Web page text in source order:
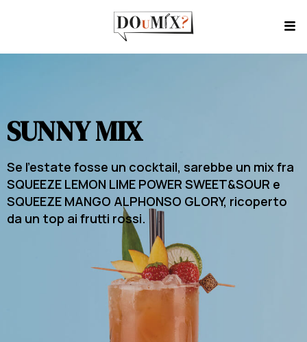
SUNNY MIX
Se l’estate fosse un cocktail, sarebbe un mix fra
SQUEEZE LEMON LIME POWER SWEET&SOUR e
SQUEEZE MANGO ALPHONSO GLORY, ricoperto
da un top ai frutti rossi.